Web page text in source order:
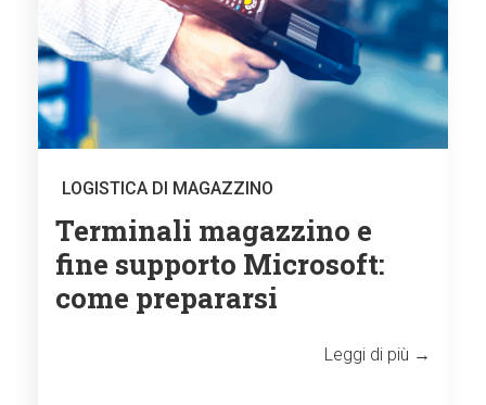
LOGISTICA DI MAGAZZINO
Terminali magazzino e
fine supporto Microsoft:
come prepararsi
Leggi di più →